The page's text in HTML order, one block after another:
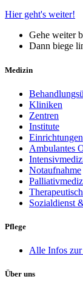
Hier geht's weiter!
Gehe weiter
Dann biege
Medizin
Kliniken
Zentren
Institute
Einrichtungen
Ambulantes
Notaufnahme
Sozialdienst
Pflege
Alle Infos
Über uns